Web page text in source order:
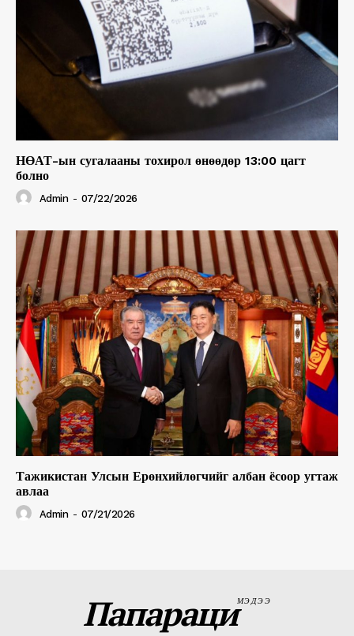
НӨАТ-ын сугалааны тохирол өнөөдөр 13:00 цагт
болно
Admin - 07/22/2026
Тажикистан Улсын Ерөнхийлөгчийг албан ёсоор угтаж
авлаа
Admin - 07/21/2026
ПапарациМЭДЭЭ